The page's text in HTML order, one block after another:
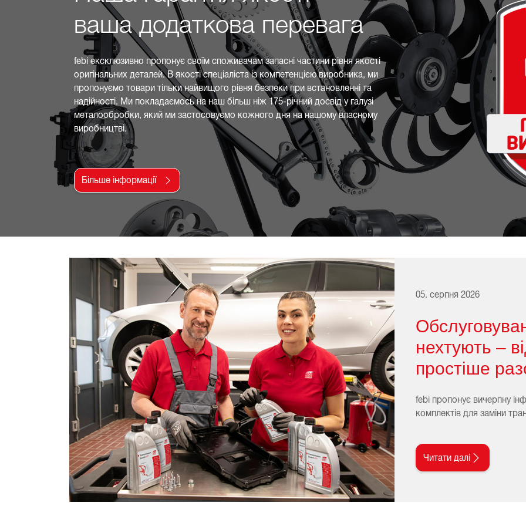
ваша додаткова перевага
febi ексклюзивно пропонує своїм споживачам запасні частини рівня якості
оригінальних деталей. В якості спеціаліста із компетенцією виробника, ми
пропонуємо товари тільки найвищого рівня безпеки при встановленні та
надійності. Ми покладаємось на наш більш ніж 175-річний досвід у галузі
металообробки, який ми застосовуємо кожного дня на нашому власному
виробництві.
Більше інформації
05. серпня 2026
нехтують –
простіше
febi пропонує вичерпну
комплектів для заміни
Читати далі